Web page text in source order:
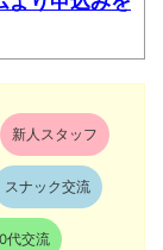
新人スタッフ
スナック交流
代交流